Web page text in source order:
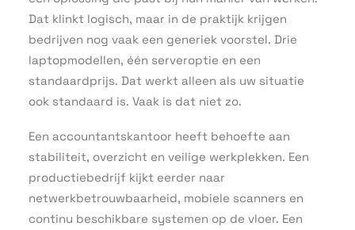
Dat klinkt logisch, maar in de praktijk krijgen
bedrijven nog vaak een generiek voorstel. Drie
laptopmodellen, één serveroptie en een
standaardprijs. Dat werkt alleen als uw situatie
ook standaard is. Vaak is dat niet zo.
Een accountantskantoor heeft behoefte aan
stabiliteit, overzicht en veilige werkplekken. Een
productiebedrijf kijkt eerder naar
netwerkbetrouwbaarheid, mobiele scanners en
continu beschikbare systemen op de vloer. Een